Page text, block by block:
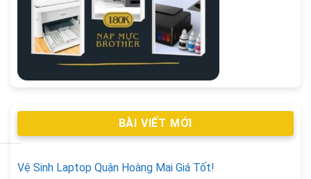
BÀI VIẾT MỚI
Vệ Sinh Laptop Quận Hoàng Mai Giá Tốt!